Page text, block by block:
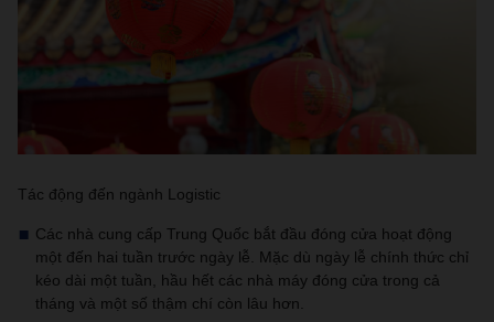
Tác động đến ngành Logistic
Các nhà cung cấp Trung Quốc bắt đầu đóng cửa hoạt động
một đến hai tuần trước ngày lễ. Mặc dù ngày lễ chính thức chỉ
kéo dài một tuần, hầu hết các nhà máy đóng cửa trong cả
tháng và một số thậm chí còn lâu hơn.